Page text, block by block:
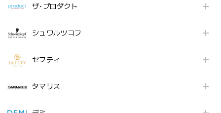
ザ･プロダクト
シュワルツコフ
セフティ
タマリス